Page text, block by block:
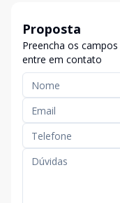
Proposta
Preencha os
entre em contato